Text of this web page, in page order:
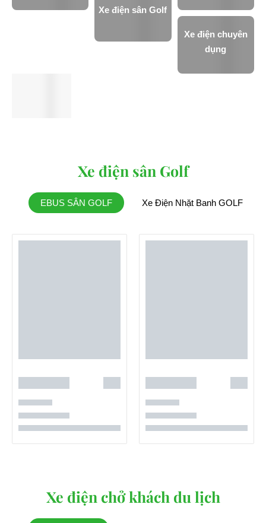
Xe điện sân Golf
Xe điện chuyên
dụng
Xe điện sân Golf
EBUS SÂN GOLF Xe Điện Nhặt Banh GOLF
Xe điện chở khách du lịch